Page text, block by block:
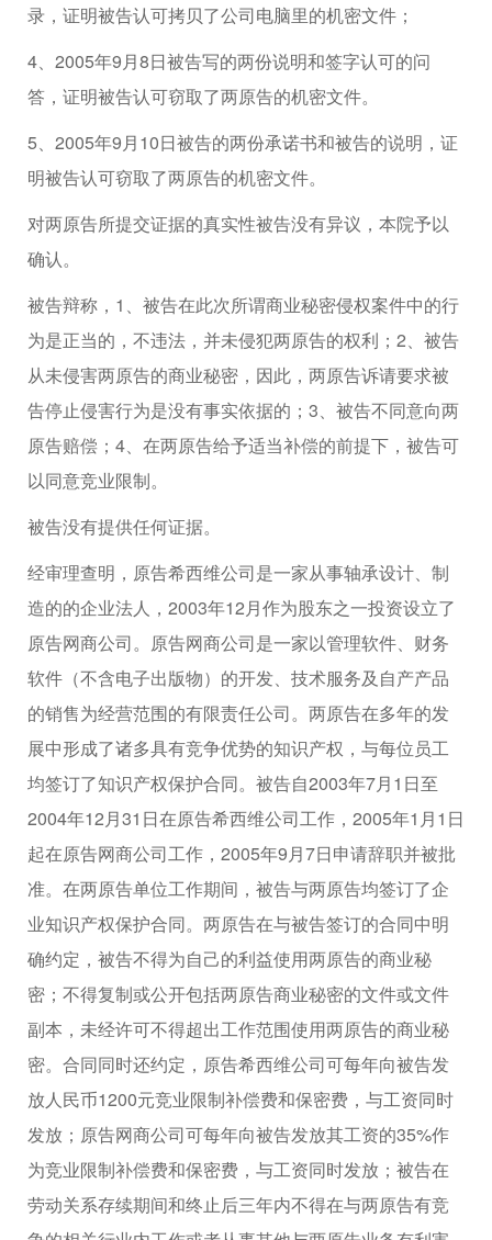
录，证明被告认可拷贝了公司电脑里的机密文件；
4、2005年9月8日被告写的两份说明和签字认可的问
答，证明被告认可窃取了两原告的机密文件。
5、2005年9月10日被告的两份承诺书和被告的说明，证
明被告认可窃取了两原告的机密文件。
对两原告所提交证据的真实性被告没有异议，本院予以
确认。
被告辩称，1、被告在此次所谓商业秘密侵权案件中的行
为是正当的，不违法，并未侵犯两原告的权利；2、被告
从未侵害两原告的商业秘密，因此，两原告诉请要求被
告停止侵害行为是没有事实依据的；3、被告不同意向两
原告赔偿；4、在两原告给予适当补偿的前提下，被告可
以同意竞业限制。
被告没有提供任何证据。
经审理查明，原告希西维公司是一家从事轴承设计、制
造的的企业法人，2003年12月作为股东之一投资设立了
原告网商公司。原告网商公司是一家以管理软件、财务
软件（不含电子出版物）的开发、技术服务及自产产品
的销售为经营范围的有限责任公司。两原告在多年的发
展中形成了诸多具有竞争优势的知识产权，与每位员工
均签订了知识产权保护合同。被告自2003年7月1日至
2004年12月31日在原告希西维公司工作，2005年1月1日
起在原告网商公司工作，2005年9月7日申请辞职并被批
准。在两原告单位工作期间，被告与两原告均签订了企
业知识产权保护合同。两原告在与被告签订的合同中明
确约定，被告不得为自己的利益使用两原告的商业秘
密；不得复制或公开包括两原告商业秘密的文件或文件
副本，未经许可不得超出工作范围使用两原告的商业秘
密。合同同时还约定，原告希西维公司可每年向被告发
放人民币1200元竞业限制补偿费和保密费，与工资同时
发放；原告网商公司可每年向被告发放其工资的35%作
为竞业限制补偿费和保密费，与工资同时发放；被告在
劳动关系存续期间和终止后三年内不得在与两原告有竞